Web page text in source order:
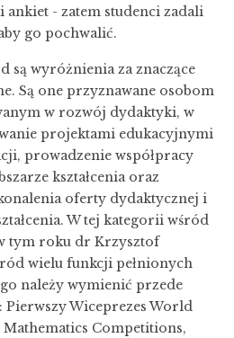
- zatem studenci zadali
go pochwalić.
są wyróżnienia za znaczące
Są one przyznawane osobom
w rozwój dydaktyki, w
projektami edukacyjnymi
prowadzenie współpracy
kształcenia oraz
oferty dydaktycznej i
W tej kategorii wśród
tym roku dr Krzysztof
wielu funkcji pełnionych
należy wymienić przede
Pierwszy Wiceprezes World
Competitions,